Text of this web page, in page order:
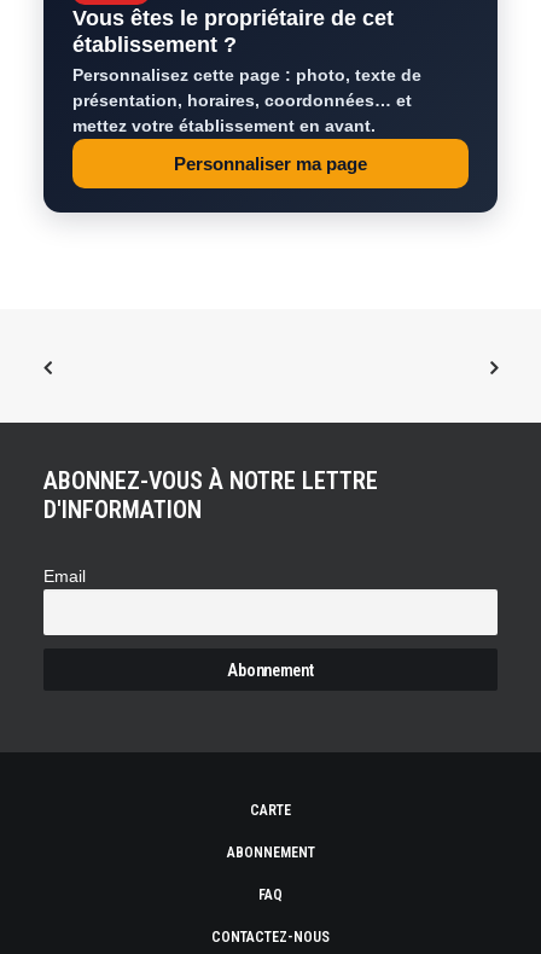
Vous êtes le propriétaire de cet
établissement ?
Personnalisez cette page : photo, texte de
présentation, horaires, coordonnées… et
mettez votre établissement en avant.
Personnaliser ma page
ABONNEZ-VOUS À NOTRE LETTRE
D'INFORMATION
Email
CARTE
ABONNEMENT
FAQ
CONTACTEZ-NOUS